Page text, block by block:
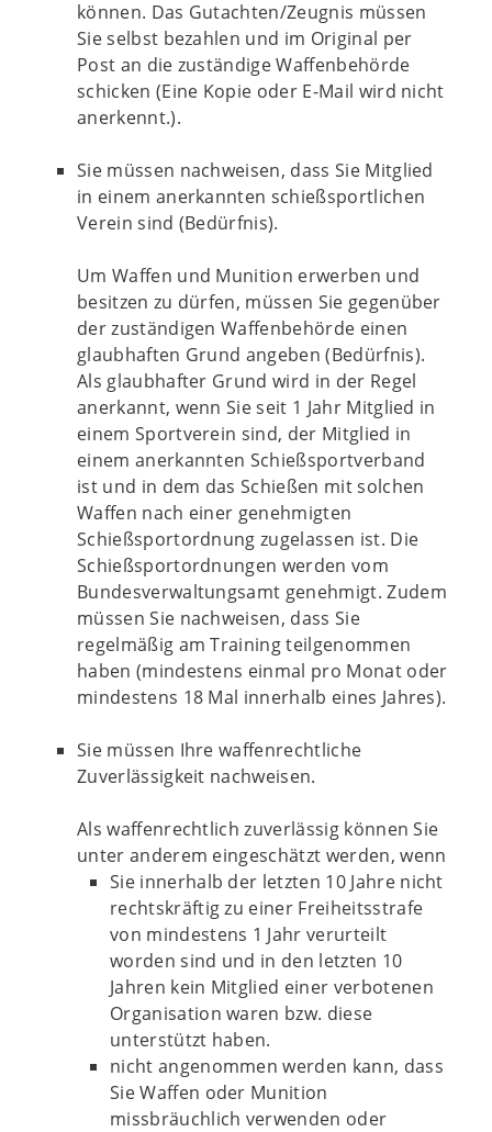
können. Das Gutachten/Zeugnis müssen
Sie selbst bezahlen und im Original per
Post an die zuständige Waffenbehörde
schicken (Eine Kopie oder E-Mail wird nicht
anerkennt.).
Sie müssen nachweisen, dass Sie Mitglied
in einem anerkannten schießsportlichen
Verein sind (Bedürfnis).
Um Waffen und Munition erwerben und
besitzen zu dürfen, müssen Sie gegenüber
der zuständigen Waffenbehörde einen
glaubhaften Grund angeben (Bedürfnis).
Als glaubhafter Grund wird in der Regel
anerkannt, wenn Sie seit 1 Jahr Mitglied in
einem Sportverein sind, der Mitglied in
einem anerkannten Schießsportverband
ist und in dem das Schießen mit solchen
Waffen nach einer genehmigten
Schießsportordnung zugelassen ist. Die
Schießsportordnungen werden vom
Bundesverwaltungsamt genehmigt. Zudem
müssen Sie nachweisen, dass Sie
regelmäßig am Training teilgenommen
haben (mindestens einmal pro Monat oder
mindestens 18 Mal innerhalb eines Jahres).
Sie müssen Ihre waffenrechtliche
Zuverlässigkeit nachweisen.
Als waffenrechtlich zuverlässig können Sie
unter anderem eingeschätzt werden, wenn
Sie innerhalb der letzten 10 Jahre nicht
rechtskräftig zu einer Freiheitsstrafe
von mindestens 1 Jahr verurteilt
worden sind und in den letzten 10
Jahren kein Mitglied einer verbotenen
Organisation waren bzw. diese
unterstützt haben.
nicht angenommen werden kann, dass
Sie Waffen oder Munition
missbräuchlich verwenden oder